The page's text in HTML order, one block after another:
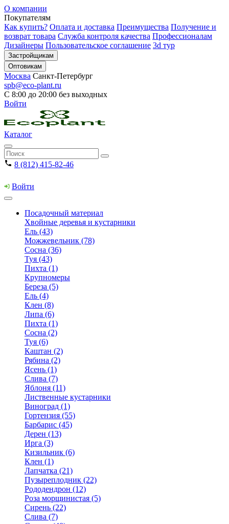
О компании
Покупателям
Как купить? Оплата и доставка Преимущества Получение и
возврат товара Служба контроля качества Профессионалам
Дизайнеры Пользовательское соглашение 3d тур
Застройщикам
Оптовикам
Москва Санкт-Петербург
spb@eco-plant.ru
С 8:00 до 20:00 без выходных
Войти
Каталог
8 (812) 415-82-46
Войти
Посадочный материал
Хвойные деревья и кустарники
Ель (43)
Можжевельник (78)
Сосна (36)
Туя (43)
Пихта (1)
Крупномеры
Береза (5)
Ель (4)
Клен (8)
Липа (6)
Пихта (1)
Сосна (2)
Туя (6)
Каштан (2)
Рябина (2)
Ясень (1)
Слива (7)
Яблоня (11)
Лиственные кустарники
Виноград (1)
Гортензия (55)
Барбарис (45)
Дерен (13)
Ирга (3)
Кизильник (6)
Клен (1)
Лапчатка (21)
Пузыреплодник (22)
Рододендрон (12)
Роза морщинистая (5)
Сирень (22)
Слива (7)